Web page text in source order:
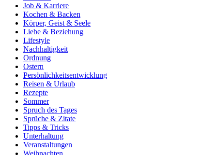
Job & Karriere
Kochen & Backen
Körper, Geist & Seele
Liebe & Beziehung
Lifestyle
Nachhaltigkeit
Ordnung
Ostern
Persönlichkeitsentwicklung
Reisen & Urlaub
Rezepte
Sommer
Spruch des Tages
Sprüche & Zitate
Tipps & Tricks
Unterhaltung
Veranstaltungen